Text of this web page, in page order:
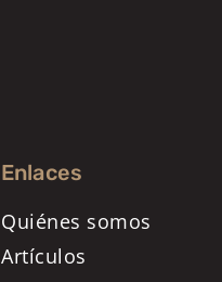
Enlaces
Quiénes somos
Artículos